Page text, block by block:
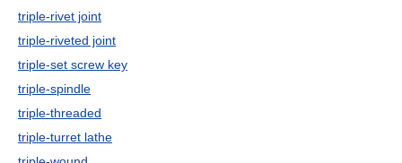
triple-rivet joint
triple-riveted joint
triple-set screw key
triple-spindle
triple-threaded
triple-turret lathe